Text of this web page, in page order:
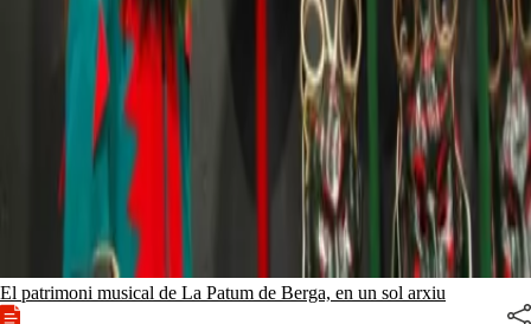
El patrimoni musical de La Patum de Berga, en un sol arxiu